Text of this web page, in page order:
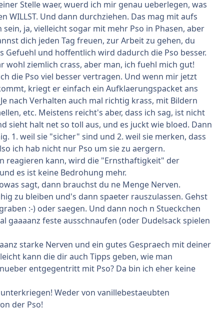
Stelle waer, wuerd ich mir genau ueberlegen, was
WILLST. Und dann durchziehen. Das mag mit aufs
ja, vielleicht sogar mit mehr Pso in Phasen, aber
dich jeden Tag freuen, zur Arbeit zu gehen, du
Gefuehl und hoffentlich wird dadurch die Pso besser.
wohl ziemlich crass, aber man, ich fuehl mich gut!
die Pso viel besser vertragen. Und wenn mir jetzt
kriegt er einfach ein Aufklaerungspacket ans
nach Verhalten auch mal richtig krass, mit Bildern
etc. Meistens reicht's aber, dass ich sag, ist nicht
sieht halt net so toll aus, und es juckt wie bloed. Dann
1. weil sie "sicher" sind und 2. weil sie merken, dass
ich hab nicht nur Pso um sie zu aergern.
reagieren kann, wird die "Ernsthaftigkeit" der
es ist keine Bedrohung mehr.
sagt, dann brauchst du ne Menge Nerven.
zu bleiben und's dann spaeter rauszulassen. Gehst
:-) oder saegen. Und dann noch n Stueckchen
gaaaanz feste ausschnaufen (oder Dudelsack spielen
starke Nerven und ein gutes Gespraech mit deiner
kann die dir auch Tipps geben, wie man
entgegentritt mit Pso? Da bin ich eher keine
Weder von vanillebestaeubten
der Pso!